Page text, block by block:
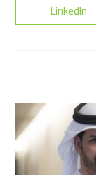
LinkedIn